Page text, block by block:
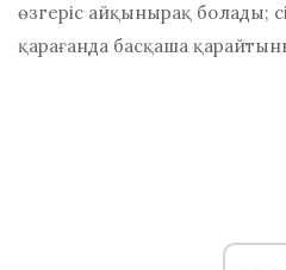
өзгеріс айқынырақ болады;
қарағанда басқаша